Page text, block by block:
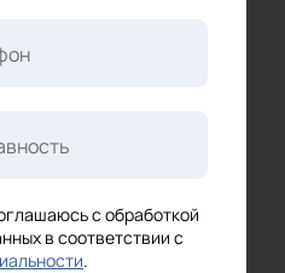
с обработкой
в соответствии с
.